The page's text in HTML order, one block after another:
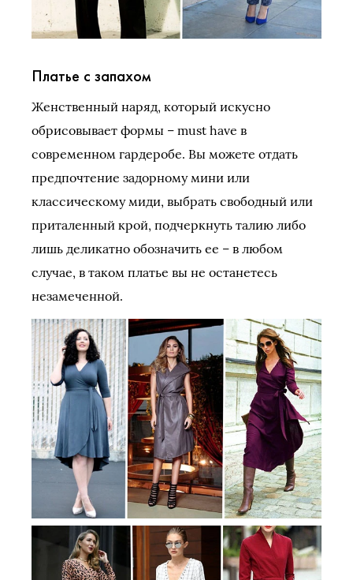
Платье с запахом
Женственный наряд, который искусно
обрисовывает формы – must have в
современном гардеробе. Вы можете отдать
предпочтение задорному мини или
классическому миди, выбрать свободный или
приталенный крой, подчеркнуть талию либо
лишь деликатно обозначить ее – в любом
случае, в таком платье вы не останетесь
незамеченной.